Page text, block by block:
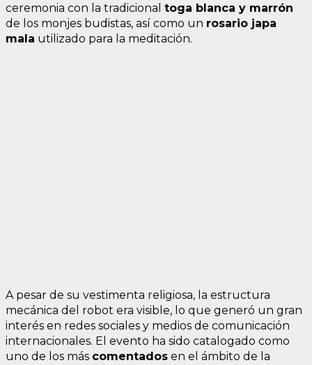
ceremonia con la tradicional toga blanca y marrón
de los monjes budistas, así como un rosario japa
mala utilizado para la meditación.
A pesar de su vestimenta religiosa, la estructura
mecánica del robot era visible, lo que generó un gran
interés en redes sociales y medios de comunicación
internacionales. El evento ha sido catalogado como
uno de los más comentados en el ámbito de la